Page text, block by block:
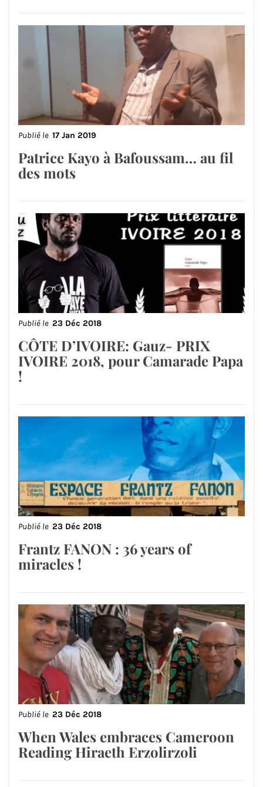
Publié le 17 Jan 2019
Patrice Kayo à Bafoussam… au fil
des mots
Publié le 23 Déc 2018
CÔTE D’IVOIRE: Gauz- PRIX
IVOIRE 2018, pour Camarade Papa
!
Publié le 23 Déc 2018
Frantz FANON : 36 years of
miracles !
Publié le 23 Déc 2018
When Wales embraces Cameroon
Reading Hiraeth Erzolirzoli